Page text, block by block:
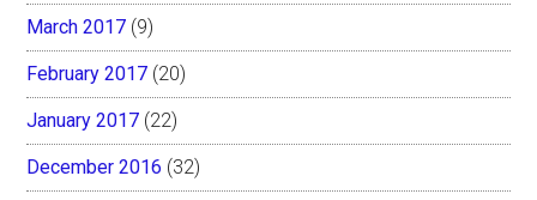
March 2017 (9)
February 2017 (20)
January 2017 (22)
December 2016 (32)